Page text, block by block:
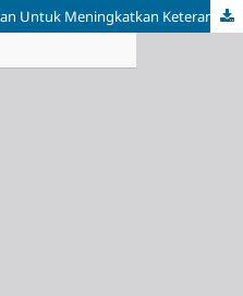
Pengembangan Kartu Permainan Untuk Meningkatkan Keterampilan Membaca Tahap Permulaan Siswa Kelas I SD/MI Dengan Teknik Tandur Quantum Teaching